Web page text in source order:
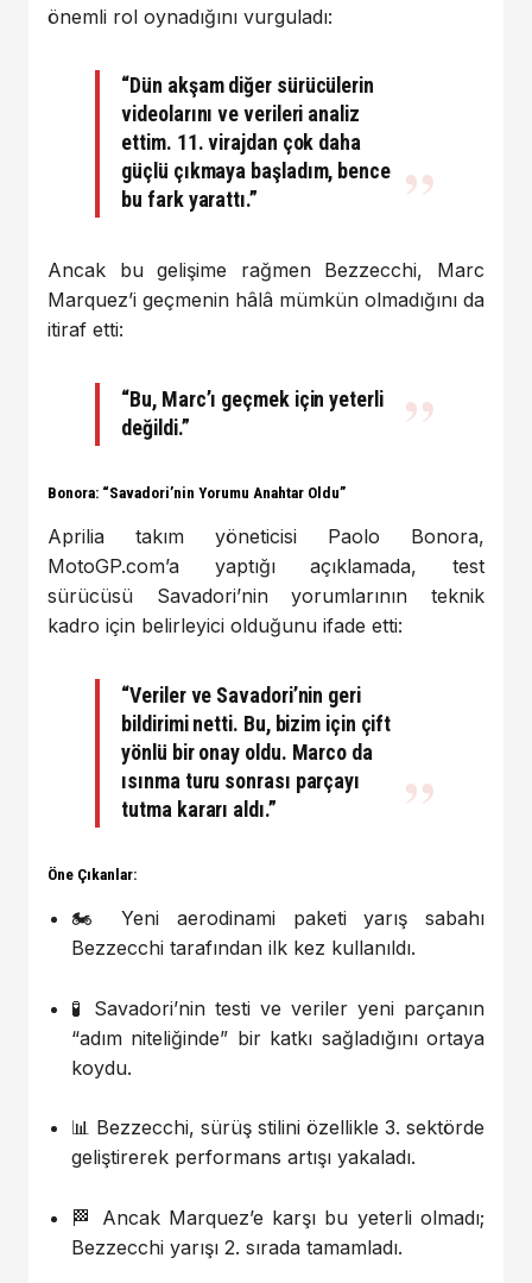
önemli rol oynadığını vurguladı:
“Dün akşam diğer sürücülerin
videolarını ve verileri analiz
ettim. 11. virajdan çok daha
güçlü çıkmaya başladım, bence
bu fark yarattı.”
Ancak bu gelişime rağmen Bezzecchi, Marc
Marquez’i geçmenin hâlâ mümkün olmadığını da
itiraf etti:
“Bu, Marc’ı geçmek için yeterli
değildi.”
Bonora: “Savadori’nin Yorumu Anahtar Oldu”
Aprilia takım yöneticisi Paolo Bonora,
MotoGP.com’a yaptığı açıklamada, test
sürücüsü Savadori’nin yorumlarının teknik
kadro için belirleyici olduğunu ifade etti:
“Veriler ve Savadori’nin geri
bildirimi netti. Bu, bizim için çift
yönlü bir onay oldu. Marco da
ısınma turu sonrası parçayı
tutma kararı aldı.”
Öne Çıkanlar:
🏍️ Yeni aerodinami paketi yarış sabahı
Bezzecchi tarafından ilk kez kullanıldı.
🧪 Savadori’nin testi ve veriler yeni parçanın
“adım niteliğinde” bir katkı sağladığını ortaya
koydu.
📊 Bezzecchi, sürüş stilini özellikle 3. sektörde
geliştirerek performans artışı yakaladı.
🏁 Ancak Marquez’e karşı bu yeterli olmadı;
Bezzecchi yarışı 2. sırada tamamladı.